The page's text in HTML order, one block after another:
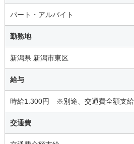
パート・アルバイト
勤務地
新潟県 新潟市東区
給与
時給1.300円 ※別途、交通費全額支給
交通費